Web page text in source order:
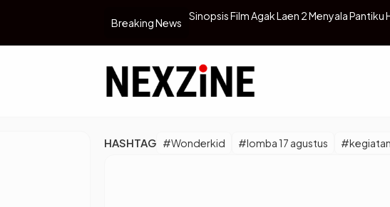
Breaking News
Pemain Bola Sekarang Aliih Profesi
HASHTAG #Wonderkid #lomba 17 agustus